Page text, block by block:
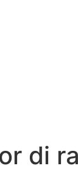
di